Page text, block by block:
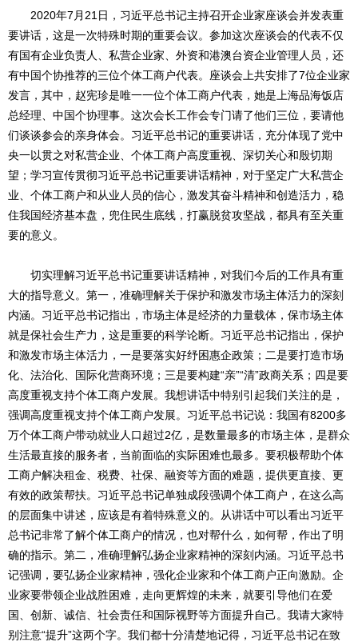
2020年7月21日，习近平总书记主持召开企业家座谈会并发表重
要讲话，这是一次特殊时期的重要会议。参加这次座谈会的代表不仅
有国有企业负责人、私营企业家、外资和港澳台资企业管理人员，还
有中国个协推荐的三位个体工商户代表。座谈会上共安排了7位企业家
发言，其中，赵宪珍是唯一一位个体工商户代表，她是上海品海饭店
总经理、中国个协理事。这次会长工作会专门请了他们三位，要请他
们谈谈参会的亲身体会。习近平总书记的重要讲话，充分体现了党中
央一以贯之对私营企业、个体工商户高度重视、深切关心和殷切期
望；学习宣传贯彻习近平总书记重要讲话精神，对于坚定广大私营企
业、个体工商户和从业人员的信心，激发其奋斗精神和创造活力，稳
住我国经济基本盘，兜住民生底线，打赢脱贫攻坚战，都具有至关重
要的意义。
切实理解习近平总书记重要讲话精神，对我们今后的工作具有重
大的指导意义。第一，准确理解关于保护和激发市场主体活力的深刻
内涵。习近平总书记指出，市场主体是经济的力量载体，保市场主体
就是保社会生产力，这是重要的科学论断。习近平总书记指出，保护
和激发市场主体活力，一是要落实好纾困惠企政策；二是要打造市场
化、法治化、国际化营商环境；三是要构建“亲”“清”政商关系；四是要
高度重视支持个体工商户发展。我想讲话中特别引起我们关注的是，
强调高度重视支持个体工商户发展。习近平总书记说：我国有8200多
万个体工商户带动就业人口超过2亿，是数量最多的市场主体，是群众
生活最直接的服务者，当前面临的实际困难也最多。要积极帮助个体
工商户解决租金、税费、社保、融资等方面的难题，提供更直接、更
有效的政策帮扶。习近平总书记单独成段强调个体工商户，在这么高
的层面集中讲述，应该是有着特殊意义的。从讲话中可以看出习近平
总书记非常了解个体工商户的情况，也对帮什么，如何帮，作出了明
确的指示。第二，准确理解弘扬企业家精神的深刻内涵。习近平总书
记强调，要弘扬企业家精神，强化企业家和个体工商户正向激励。企
业家要带领企业战胜困难，走向更辉煌的未来，就要引导他们在爱
国、创新、诚信、社会责任和国际视野等方面提升自己。我请大家特
别注意“提升”这两个字。我们都十分清楚地记得，习近平总书记在致